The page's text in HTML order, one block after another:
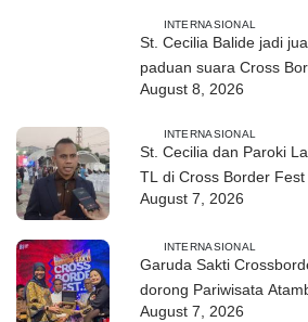
INTERNASIONAL
St. Cecilia Balide jadi
paduan suara Cross
August 8, 2026
INTERNASIONAL
St. Cecilia dan Paroki
TL di Cross Border Fest
Atambua
August 7, 2026
INTERNASIONAL
Garuda Sakti
dorong Pariwisata
August 7, 2026